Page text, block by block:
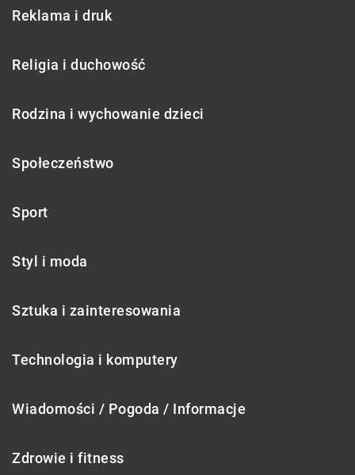
Reklama i druk
Religia i duchowość
Rodzina i wychowanie dzieci
Społeczeństwo
Sport
Styl i moda
Sztuka i zainteresowania
Technologia i komputery
Wiadomości / Pogoda / Informacje
Zdrowie i fitness